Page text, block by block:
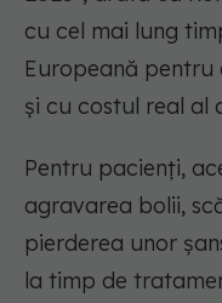
cu cel mai lung
Europeană pentru
și cu costul real al
Pentru pacienți,
agravarea bolii,
pierderea unor
la timp de